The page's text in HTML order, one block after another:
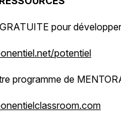
pour
potentiel
programme de